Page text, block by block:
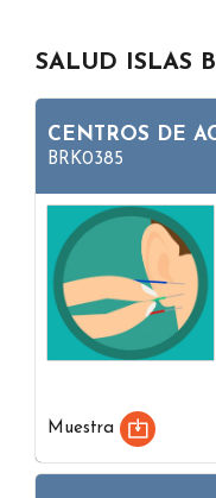
SALUD ISLAS
CENTROS DE
BRK0385
Muestra